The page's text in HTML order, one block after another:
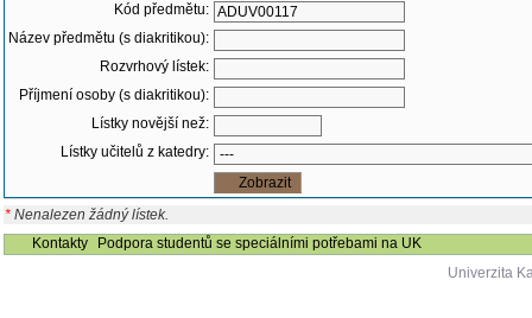
Kód předmětu:
Název předmětu (s diakritikou):
Rozvrhový lístek:
Příjmení osoby (s diakritikou):
Lístky novější než:
Lístky učitelů z katedry:
* Nenalezen žádný lístek.
Kontakty
Podpora studentů se speciálními potřebami na UK
Univerzita